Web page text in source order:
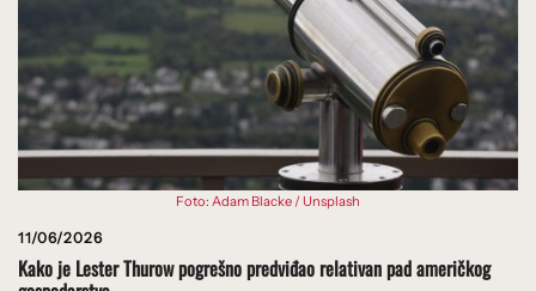
Foto: Adam Blacke / Unsplash
11/06/2026
Kako je Lester Thurow pogrešno predviđao relativan pad američkog